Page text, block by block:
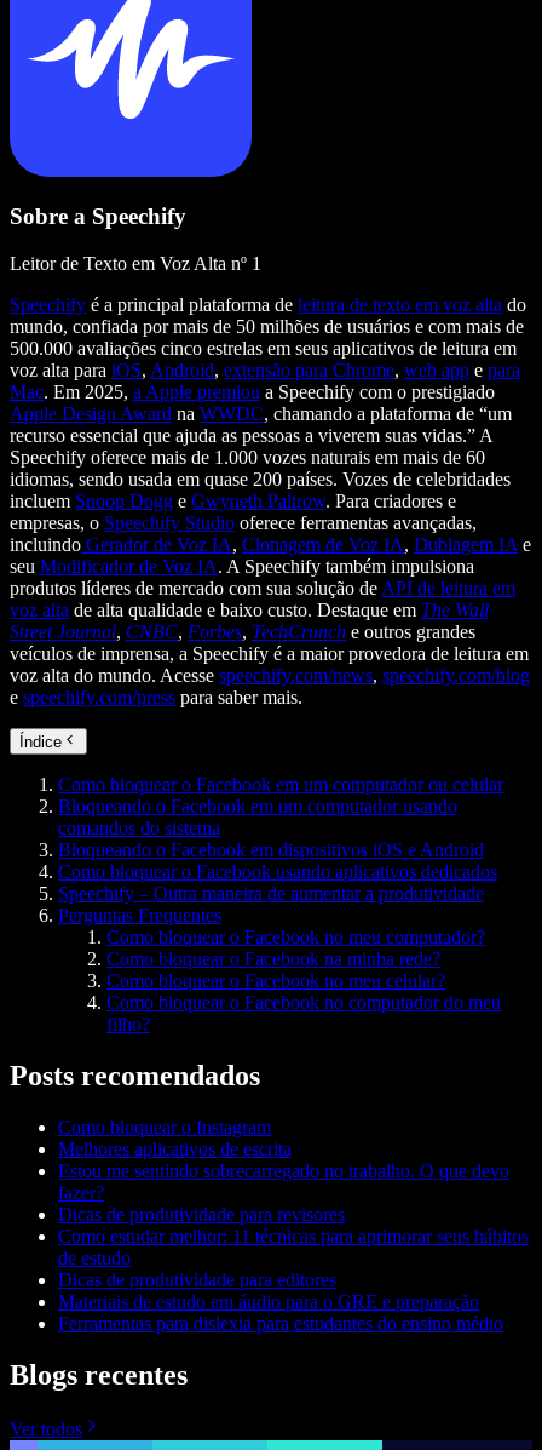
Sobre a Speechify
Leitor de Texto em Voz Alta nº 1
Speechify é a principal plataforma de leitura de texto em voz alta do
mundo, confiada por mais de 50 milhões de usuários e com mais de
500.000 avaliações cinco estrelas em seus aplicativos de leitura em
voz alta para iOS, Android, extensão para Chrome, web app e para
Mac. Em 2025, a Apple premiou a Speechify com o prestigiado
Apple Design Award na WWDC, chamando a plataforma de “um
recurso essencial que ajuda as pessoas a viverem suas vidas.” A
Speechify oferece mais de 1.000 vozes naturais em mais de 60
idiomas, sendo usada em quase 200 países. Vozes de celebridades
incluem Snoop Dogg e Gwyneth Paltrow. Para criadores e
empresas, o Speechify Studio oferece ferramentas avançadas,
incluindo Gerador de Voz IA, Clonagem de Voz IA, Dublagem IA e
seu Modificador de Voz IA. A Speechify também impulsiona
produtos líderes de mercado com sua solução de API de leitura em
voz alta de alta qualidade e baixo custo. Destaque em The Wall
Street Journal, CNBC, Forbes, TechCrunch e outros grandes
veículos de imprensa, a Speechify é a maior provedora de leitura em
voz alta do mundo. Acesse speechify.com/news, speechify.com/blog
e speechify.com/press para saber mais.
Índice
Como bloquear o Facebook em um computador ou celular
Bloqueando o Facebook em um computador usando
comandos do sistema
Bloqueando o Facebook em dispositivos iOS e Android
Como bloquear o Facebook usando aplicativos dedicados
Speechify – Outra maneira de aumentar a produtividade
Perguntas Frequentes
Como bloquear o Facebook no meu computador?
Como bloquear o Facebook na minha rede?
Como bloquear o Facebook no meu celular?
Como bloquear o Facebook no computador do meu
filho?
Posts recomendados
Como bloquear o Instagram
Melhores aplicativos de escrita
Estou me sentindo sobrecarregado no trabalho. O que devo
fazer?
Dicas de produtividade para revisores
Como estudar melhor: 11 técnicas para aprimorar seus hábitos
de estudo
Dicas de produtividade para editores
Materiais de estudo em áudio para o GRE e preparação
Ferramentas para dislexia para estudantes do ensino médio
Blogs recentes
Ver todos